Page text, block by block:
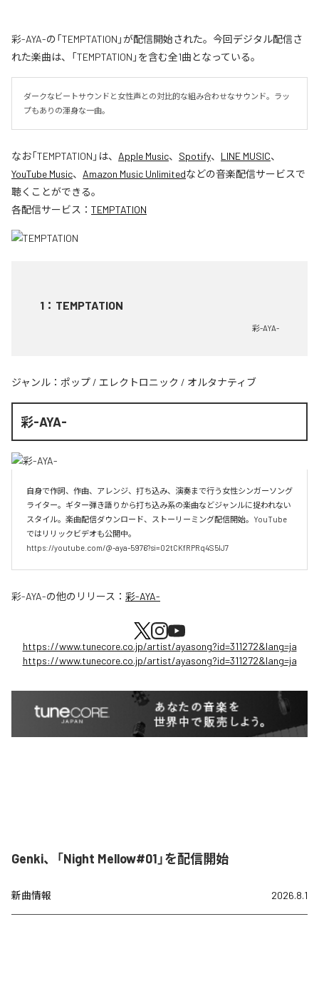
彩-AYA-の「TEMPTATION」が配信開始された。今回デジタル配信さ
れた楽曲は、「TEMPTATION」を含む全1曲となっている。
ダークなビートサウンドと女性声との対比的な組み合わせなサウンド。ラッ
プもありの渾身な一曲。
なお「TEMPTATION 」は、 Apple Music、 Spotify、 LINE MUSIC、
YouTube Music、 Amazon Music Unlimitedなどの音楽配信サービスで
聴くことができる。
各配信サービス： TEMPTATION
1 ： TEMPTATION
彩-AYA-
ジャンル： ポップ / エレクトロニック / オルタナティブ
彩-AYA-
自身で作詞、作曲、アレンジ、打ち込み、演奏まで行う女性シンガーソング
ライター。ギター弾き語りから打ち込み系の楽曲などジャンルに捉われない
スタイル。楽曲配信ダウンロード、ストーリーミング配信開始。YouTube
ではリリックビデオも公開中。
https://youtube.com/@-aya-5976?si=02tCKfRPRq4S5lJ7
彩-AYA-の他のリリース： 彩-AYA-
https://www.tunecore.co.jp/artist/ayasong?id=311272&lang=ja
https://www.tunecore.co.jp/artist/ayasong?id=311272&lang=ja
Genki、「Night Mellow#01」を配信開始
新曲情報 2026.8.1